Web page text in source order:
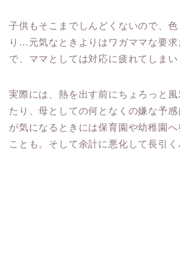
子供もそこまでしんどくないので、
り…元気なときよりはワガママな要求
で、ママとしては対応に疲れてしまい
実際には、熱を出す前にちょろっと風
たり、母としての何となくの嫌な予
が気になるときには保育園や幼稚園へ
ことも。そして余計に悪化して長引く